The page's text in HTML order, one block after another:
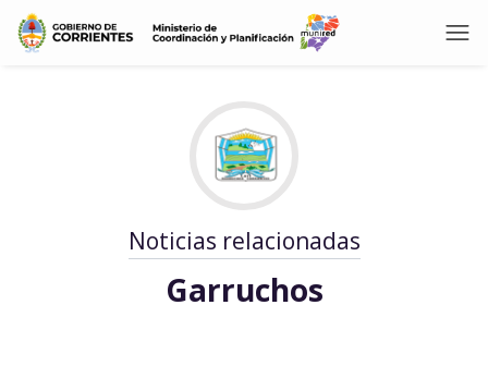
Noticias relacionadas
Garruchos